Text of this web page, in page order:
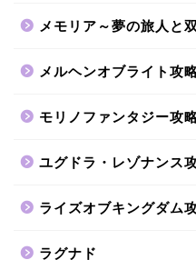
メモリア～夢の旅人と
メルヘンオブライト攻
モリノファンタジー攻
ユグドラ・レゾナンス
ライズオブキングダム
ラグナド